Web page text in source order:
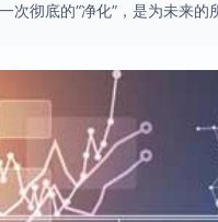
次彻底的“净化”，是为未来的